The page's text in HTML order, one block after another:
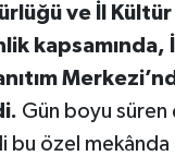
ve İl
kapsamında,
Gün boyu süren
bu özel